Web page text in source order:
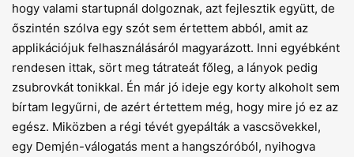
hogy valami startupnál dolgoznak, azt fejlesztik együtt, de
őszintén szólva egy szót sem értettem abból, amit az
applikációjuk felhasználásáról magyarázott. Inni egyébként
rendesen ittak, sört meg tátrateát főleg, a lányok pedig
zsubrovkát tonikkal. Én már jó ideje egy korty alkoholt sem
bírtam legyűrni, de azért értettem még, hogy mire jó ez az
egész. Miközben a régi tévét gyepálták a vascsövekkel,
egy Demjén-válogatás ment a hangszóróból, nyihogva